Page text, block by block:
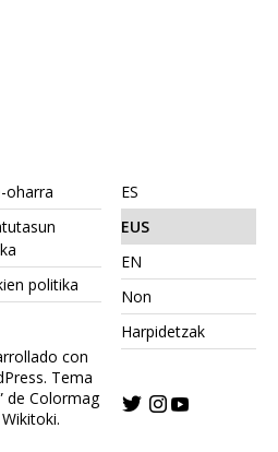
oharra
politika
con
Tema
de Colormag
.
ES
EUS
EN
Non
Harpidetzak